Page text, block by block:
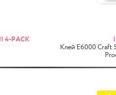
4-PACK
Клей E6000 Craft